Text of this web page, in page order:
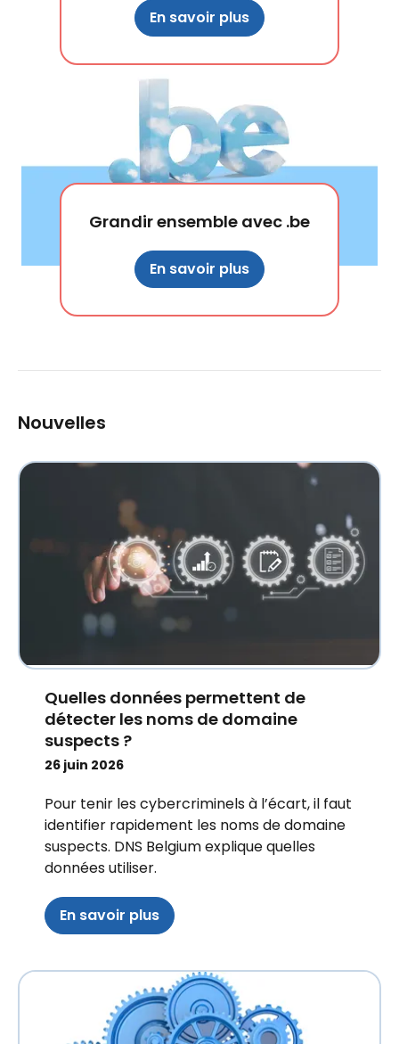
En savoir plus
Grandir ensemble avec .be
En savoir plus
Nouvelles
Quelles données permettent de
détecter les noms de domaine
suspects ?
26 juin 2026
Pour tenir les cybercriminels à l’écart, il faut
identifier rapidement les noms de domaine
suspects. DNS Belgium explique quelles
données utiliser.
En savoir plus